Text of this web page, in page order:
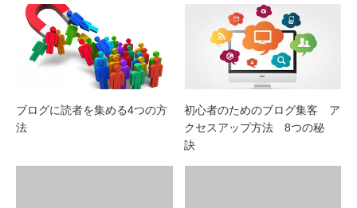
ブログに読者を集める4つの方
法
初心者のためのブログ集客 ア
クセスアップ方法 8つの秘
訣